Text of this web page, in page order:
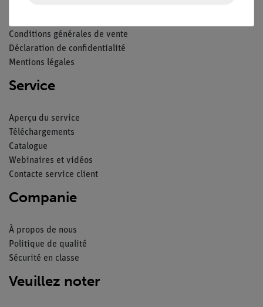
Conditions générales de vente
Déclaration de confidentialité
Mentions légales
Service
Aperçu du service
Téléchargements
Catalogue
Webinaires et vidéos
Contacte service client
Companie
À propos de nous
Politique de qualité
Sécurité en classe
Veuillez noter